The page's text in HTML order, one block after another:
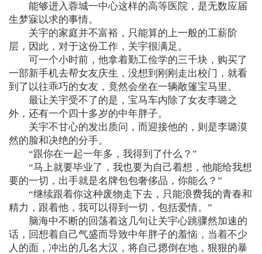
能够进入蓉城一中心这样的高等医院，是无数应届
生梦寐以求的事情。
关宇的家庭并不富裕，只能算的上一般的工薪阶
层，因此，对于这份工作，关宇很满足。
可一个小时前，他拿着勤工俭学的三千块，购买了
一部新手机去帮女友庆生，没想到刚刚走出校门，就看
到了以往乖巧的女友，竟然会坐在一辆敞篷宝马里。
最让关宇受不了的是，宝马车内除了女友李璐之
外，还有一个四十多岁的中年胖子。
关宇不甘心的发出质问，而迎接他的，则是李璐漠
然的脸和决绝的分手。
“跟你在一起一年多，我得到了什么？”
“马上就要毕业了，我也要为自己着想，他能给我想
要的一切，出手就是名牌包包奢侈品，你能么？”
“继续跟着你这种废物走下去，只能浪费我的青春和
精力，跟着他，我可以得到一切，包括爱情。”
脑海中不断的回荡着这几句让关宇心跳骤然加速的
话，回想着自己气盛而导致中年胖子的羞恼，当着不少
人的面，冲出的几名大汉，将自己摁倒在地，狠狠的暴